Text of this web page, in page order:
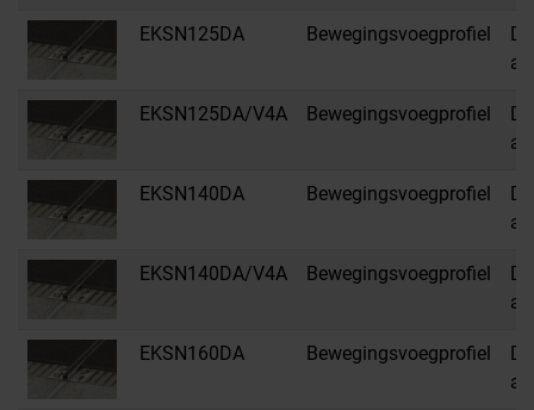
EKSN125DA Bewegingsvoegprofiel
EKSN125DA/V4A Bewegingsvoegprofiel
EKSN140DA Bewegingsvoegprofiel
EKSN140DA/V4A Bewegingsvoegprofiel
EKSN160DA Bewegingsvoegprofiel